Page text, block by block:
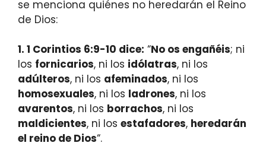
se menciona quiénes no heredarán el Reino
de Dios:
1. 1 Corintios 6:9-10 dice: “No os engañéis; ni
los fornicarios, ni los idólatras, ni los
adúlteros, ni los afeminados, ni los
homosexuales, ni los ladrones, ni los
avarentos, ni los borrachos, ni los
maldicientes, ni los estafadores, heredarán
el reino de Dios“.